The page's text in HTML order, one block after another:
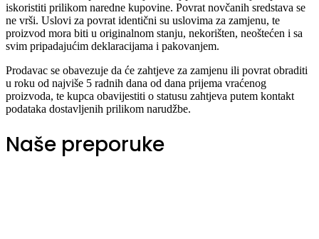
iskoristiti prilikom naredne kupovine. Povrat novčanih sredstava se
ne vrši. Uslovi za povrat identični su uslovima za zamjenu, te
proizvod mora biti u originalnom stanju, nekorišten, neoštećen i sa
svim pripadajućim deklaracijama i pakovanjem.
Prodavac se obavezuje da će zahtjeve za zamjenu ili povrat obraditi
u roku od najviše 5 radnih dana od dana prijema vraćenog
proizvoda, te kupca obavijestiti o statusu zahtjeva putem kontakt
podataka dostavljenih prilikom narudžbe.
Naše preporuke